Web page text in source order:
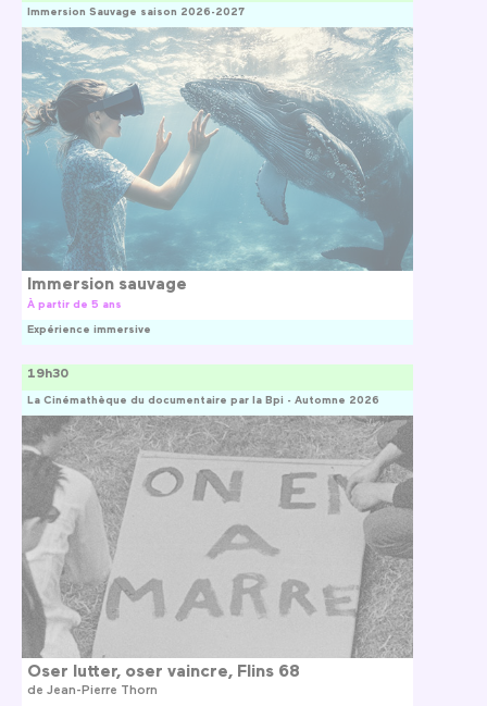
Immersion Sauvage saison 2026-2027
Immersion sauvage
À partir de 5 ans
Expérience immersive
La Cinémathèque du documentaire par la Bpi - Automne 2026
19h30
Oser lutter, oser vaincre, Flins 68
de Jean-Pierre Thorn